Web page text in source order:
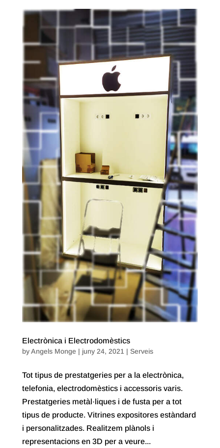
Electrònica i Electrodomèstics
byAngels Monge | juny 24, 2021 | Serveis
Tot tipus de prestatgeries per a la electrònica,
telefonia, electrodomèstics i accessoris varis.
Prestatgeries metàl·liques i de fusta per a tot
tipus de producte. Vitrines expositores estàndard
i personalitzades. Realitzem plànols i
representacions en 3D per a veure...